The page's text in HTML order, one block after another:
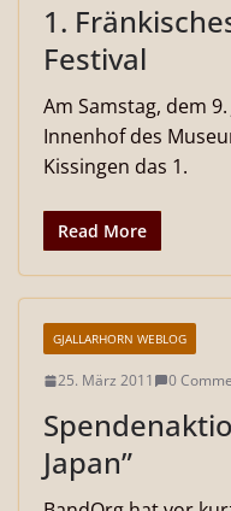
1.
Festival
Am Samstag, dem
Innenhof des
Kissingen das 1.
Read More
GJALLARHORN WEBLOG
25. März 2011 0
Japan”